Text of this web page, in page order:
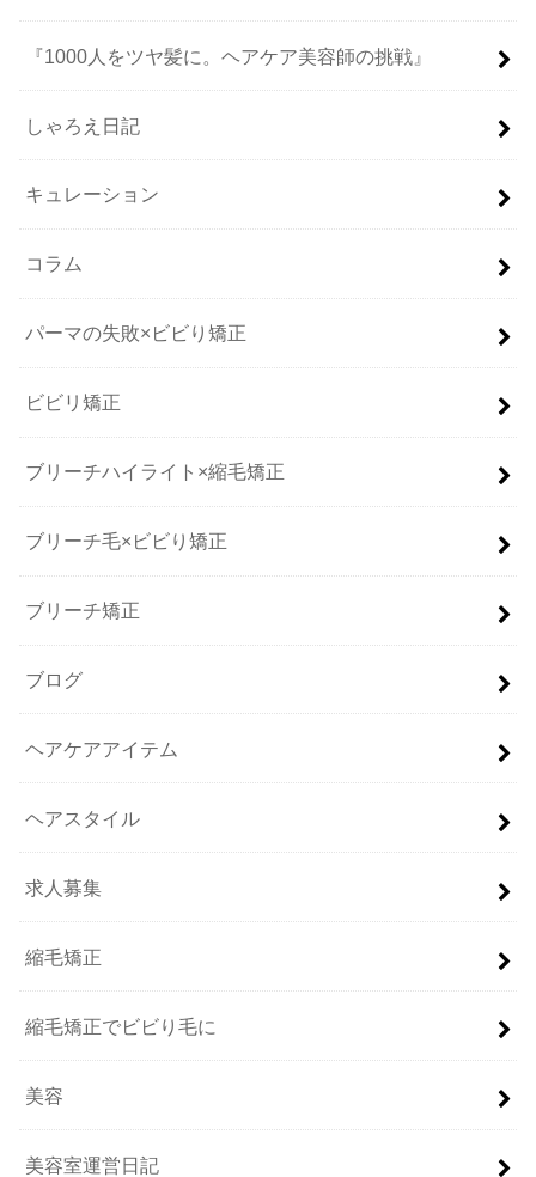
『1000人をツヤ髪に。ヘアケア美容師の挑戦』
しゃろえ日記
キュレーション
コラム
パーマの失敗×ビビり矯正
ビビリ矯正
ブリーチハイライト×縮毛矯正
ブリーチ毛×ビビり矯正
ブリーチ矯正
ブログ
ヘアケアアイテム
ヘアスタイル
求人募集
縮毛矯正
縮毛矯正でビビり毛に
美容
美容室運営日記